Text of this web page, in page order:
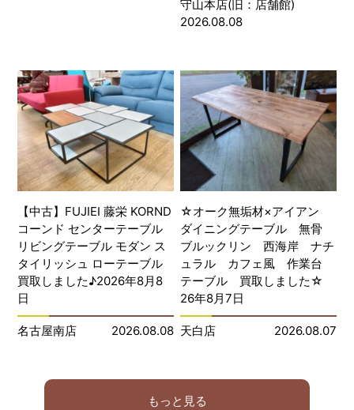
守山本店(旧：店舗館)
2026.08.08
【中古】FUJIEI 藤栄 KORND
コーンド センターテーブル
リビングテーブル モダン ス
タイリッシュ ローテーブル
買取しました♪2026年8月8
日
名古屋南店 2026.08.08
☆オーク無垢材×アイアン
ダイニングテーブル 無骨
ブルックリン 西海岸 ナチ
ュラル カフェ風 作業台
テーブル 買取しました☆
26年8月7日
天白店 2026.08.07
もっと見る